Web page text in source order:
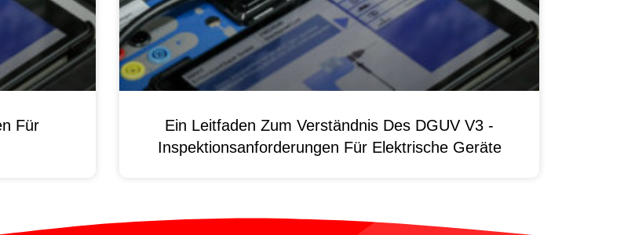
Für
Ein Leitfaden Zum Verständnis Des DGUV V3 -
Inspektionsanforderungen Für Elektrische Geräte